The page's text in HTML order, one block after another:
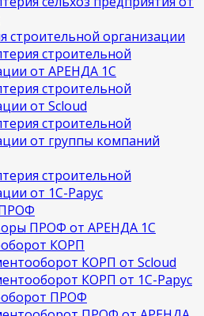
строительной организации
строительной
от АРЕНДА 1С
строительной
от Scloud
строительной
от группы компаний
строительной
от 1С-Рарус
ПРОФ от АРЕНДА 1С
КОРП
КОРП от Scloud
КОРП от 1С-Рарус
ПРОФ